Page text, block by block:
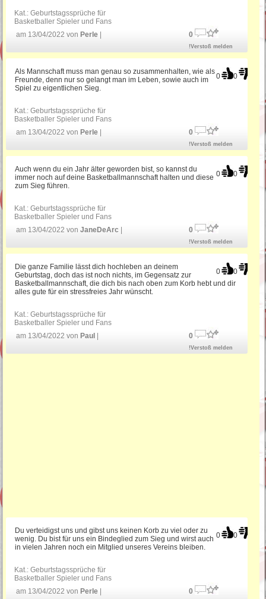
Geburtstagssprüche für Mama
Kat.:Geburtstagssprüche für
Basketballer Spieler und Fans
am 13/04/2022 von Perle 0
!Verstoß melden
0 0
Als Mannschaft muss man genau so zusammenhalten, wie als
Freunde, denn nur so gelangt man im Leben, sowie auch im
Spiel zu eigentlichen Sieg.
Kat.:Geburtstagssprüche für
Basketballer Spieler und Fans
am 13/04/2022 von Perle 0
!Verstoß melden
0 0
Auch wenn du ein Jahr älter geworden bist, so kannst du
immer noch auf deine Basketballmannschaft halten und diese
zum Sieg führen.
Kat.:Geburtstagssprüche für
Basketballer Spieler und Fans
am 13/04/2022 vonJaneDeArc 0
!Verstoß melden
0 0
Die ganze Familie lässt dich hochleben an deinem
Geburtstag, doch das ist noch nichts, im Gegensatz zur
Basketballmannschaft, die dich bis nach oben zum Korb hebt und dir
alles gute für ein stressfreies Jahr wünscht.
Kat.:Geburtstagssprüche für
Basketballer Spieler und Fans
am 13/04/2022 von Paul 0
!Verstoß melden
0 0
Du verteidigst uns und gibst uns keinen Korb zu viel oder zu
wenig. Du bist für uns ein Bindeglied zum Sieg und wirst auch
in vielen Jahren noch ein Mitglied unseres Vereins bleiben.
Kat.:Geburtstagssprüche für
Basketballer Spieler und Fans
am 13/04/2022 von Perle 0